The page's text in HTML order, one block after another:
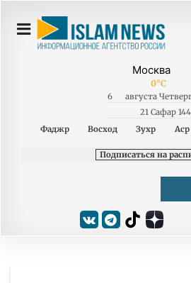
0°C
6 августа
21 Сафар
Фаджр
Восход Зухр Аср
Подписаться на